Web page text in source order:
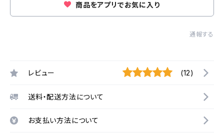
商品をアプリでお気に入り
通報する
レビュー (12)
送料・配送方法について
お支払い方法について